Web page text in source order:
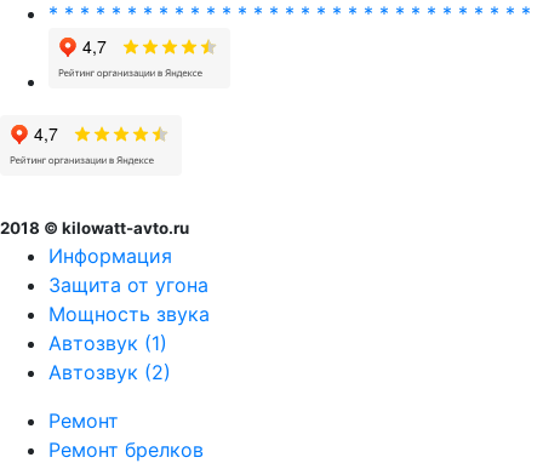
* * * * * * * * * * * * * * * * * * * * * * * * * * * * * * *
2018 © kilowatt-avto.ru
Информация
Защита от угона
Мощность звука
Автозвук (1)
Автозвук (2)
Ремонт
Ремонт брелков